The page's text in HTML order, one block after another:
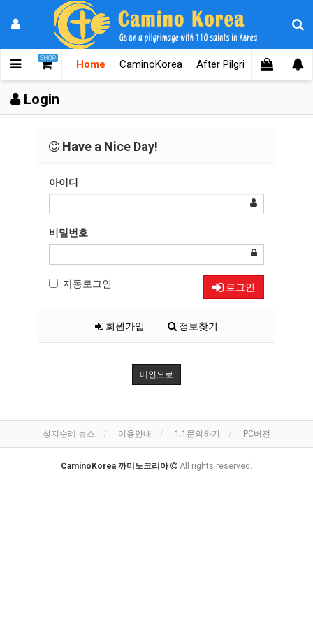
SHOP
Home CaminoKorea After Pilgrimages
Login
Have a Nice Day!
아이디
비밀번호
자동로그인 로그인
회원가입 정보찾기
메인으로
성지순례 뉴스 이용안내 1:1문의하기 PC버전
CaminoKorea 까미노코리아 All rights reserved.